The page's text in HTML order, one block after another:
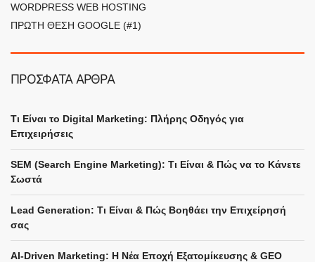
WORDPRESS WEB HOSTING
ΠΡΩΤΗ ΘΕΣΗ GOOGLE (#1)
ΠΡΟΣΦΑΤΑ ΑΡΘΡΑ
Τι Είναι το Digital Marketing: Πλήρης Οδηγός για
Επιχειρήσεις
SEM (Search Engine Marketing): Τι Είναι & Πώς να το Κάνετε
Σωστά
Lead Generation: Τι Είναι & Πώς Βοηθάει την Επιχείρησή
σας
AI-Driven Marketing: Η Νέα Εποχή Εξατομίκευσης & GEO
×